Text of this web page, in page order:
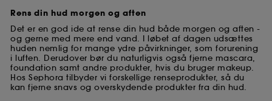
Rens din hud morgen og aften
Det er en god ide at rense din hud både morgen og aften -
og gerne med mere end vand. I løbet af dagen udsættes
huden nemlig for mange ydre påvirkninger, som forurening
i luften. Derudover bør du naturligvis også fjerne mascara,
foundation samt andre produkter, hvis du bruger makeup.
Hos Sephora tilbyder vi forskellige renseprodukter, så du
kan fjerne snavs og overskydende produkter fra din hud.